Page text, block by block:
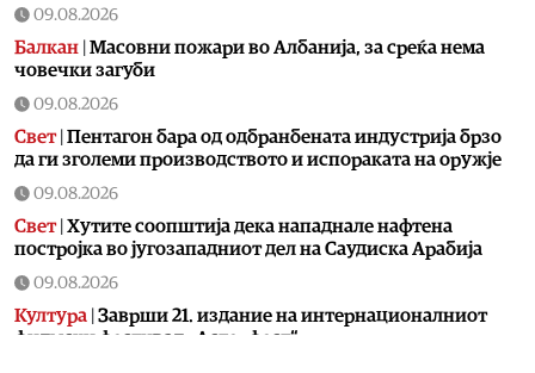
09.08.2026
Балкан Масовни пожари во Албанија, за среќа нема
човечки загуби
09.08.2026
Свет| Пентагон бара од одбранбената индустрија брзо
да ги зголеми производството и испораката на оружје
09.08.2026
Свет| Хутите соопштија дека нападнале нафтена
постројка во југозападниот дел на Саудиска Арабија
09.08.2026
Култура Заврши 21. издание на интернационалниот
филмски фестивал „Астерфест“